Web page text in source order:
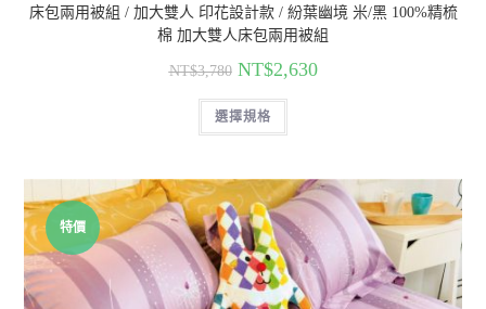
床包兩用被組 / 加大雙人 印花設計款 / 紛葉幽境 米/黑 100%精梳
棉 加大雙人床包兩用被組
NT$3,780 NT$2,630
選擇規格
特價